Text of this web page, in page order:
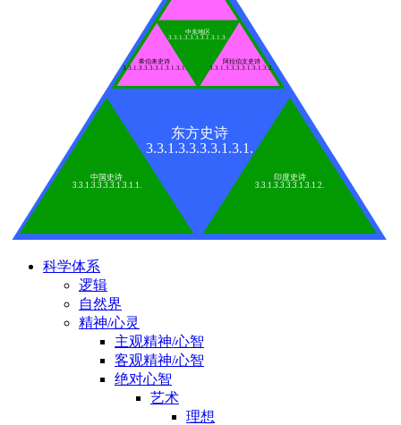
东方史诗
3.3.1.3.3.3.3.1.3.1.
中国史诗
3.3.1.3.3.3.3.1.3.1.1.
印度史诗
3.3.1.3.3.3.3.1.3.1.2.
中东地区
3.3.1.3.3.3.3.1.3.1.3.
希伯来史诗
3.3.1.3.3.3.3.1.3.1.3.1.
阿拉伯文史诗
3.3.1.3.3.3.3.1.3.1.3.2.
科学体系
逻辑
自然界
精神/心灵
主观精神/心智
客观精神/心智
绝对心智
艺术
理想